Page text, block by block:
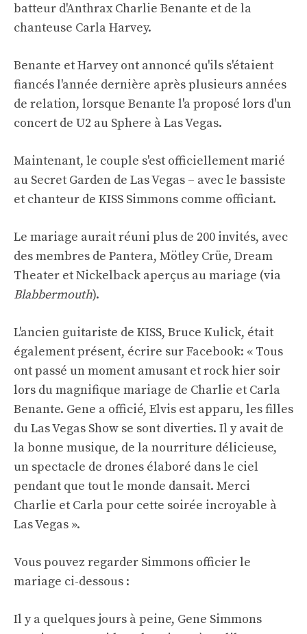
batteur d'Anthrax Charlie Benante et de la
chanteuse Carla Harvey.
Benante et Harvey ont annoncé qu'ils s'étaient
fiancés l'année dernière après plusieurs années
de relation, lorsque Benante l'a proposé lors d'un
concert de U2 au Sphere à Las Vegas.
Maintenant, le couple s'est officiellement marié
au Secret Garden de Las Vegas – avec le bassiste
et chanteur de KISS Simmons comme officiant.
Le mariage aurait réuni plus de 200 invités, avec
des membres de Pantera, Mötley Crüe, Dream
Theater et Nickelback aperçus au mariage (via
Blabbermouth).
L'ancien guitariste de KISS, Bruce Kulick, était
également présent, écrire sur Facebook: « Tous
ont passé un moment amusant et rock hier soir
lors du magnifique mariage de Charlie et Carla
Benante. Gene a officié, Elvis est apparu, les filles
du Las Vegas Show se sont diverties. Il y avait de
la bonne musique, de la nourriture délicieuse,
un spectacle de drones élaboré dans le ciel
pendant que tout le monde dansait. Merci
Charlie et Carla pour cette soirée incroyable à
Las Vegas ».
Vous pouvez regarder Simmons officier le
mariage ci-dessous :
Il y a quelques jours à peine, Gene Simmons